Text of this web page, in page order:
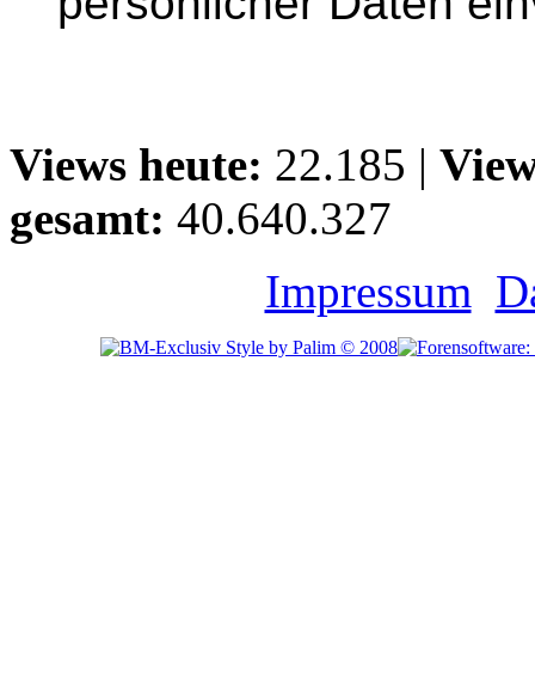
Views heute: 22.185 |
gesamt: 40.640.327
Impressum